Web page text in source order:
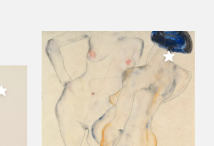
Meiner Sammlung hinzufügen
Meiner